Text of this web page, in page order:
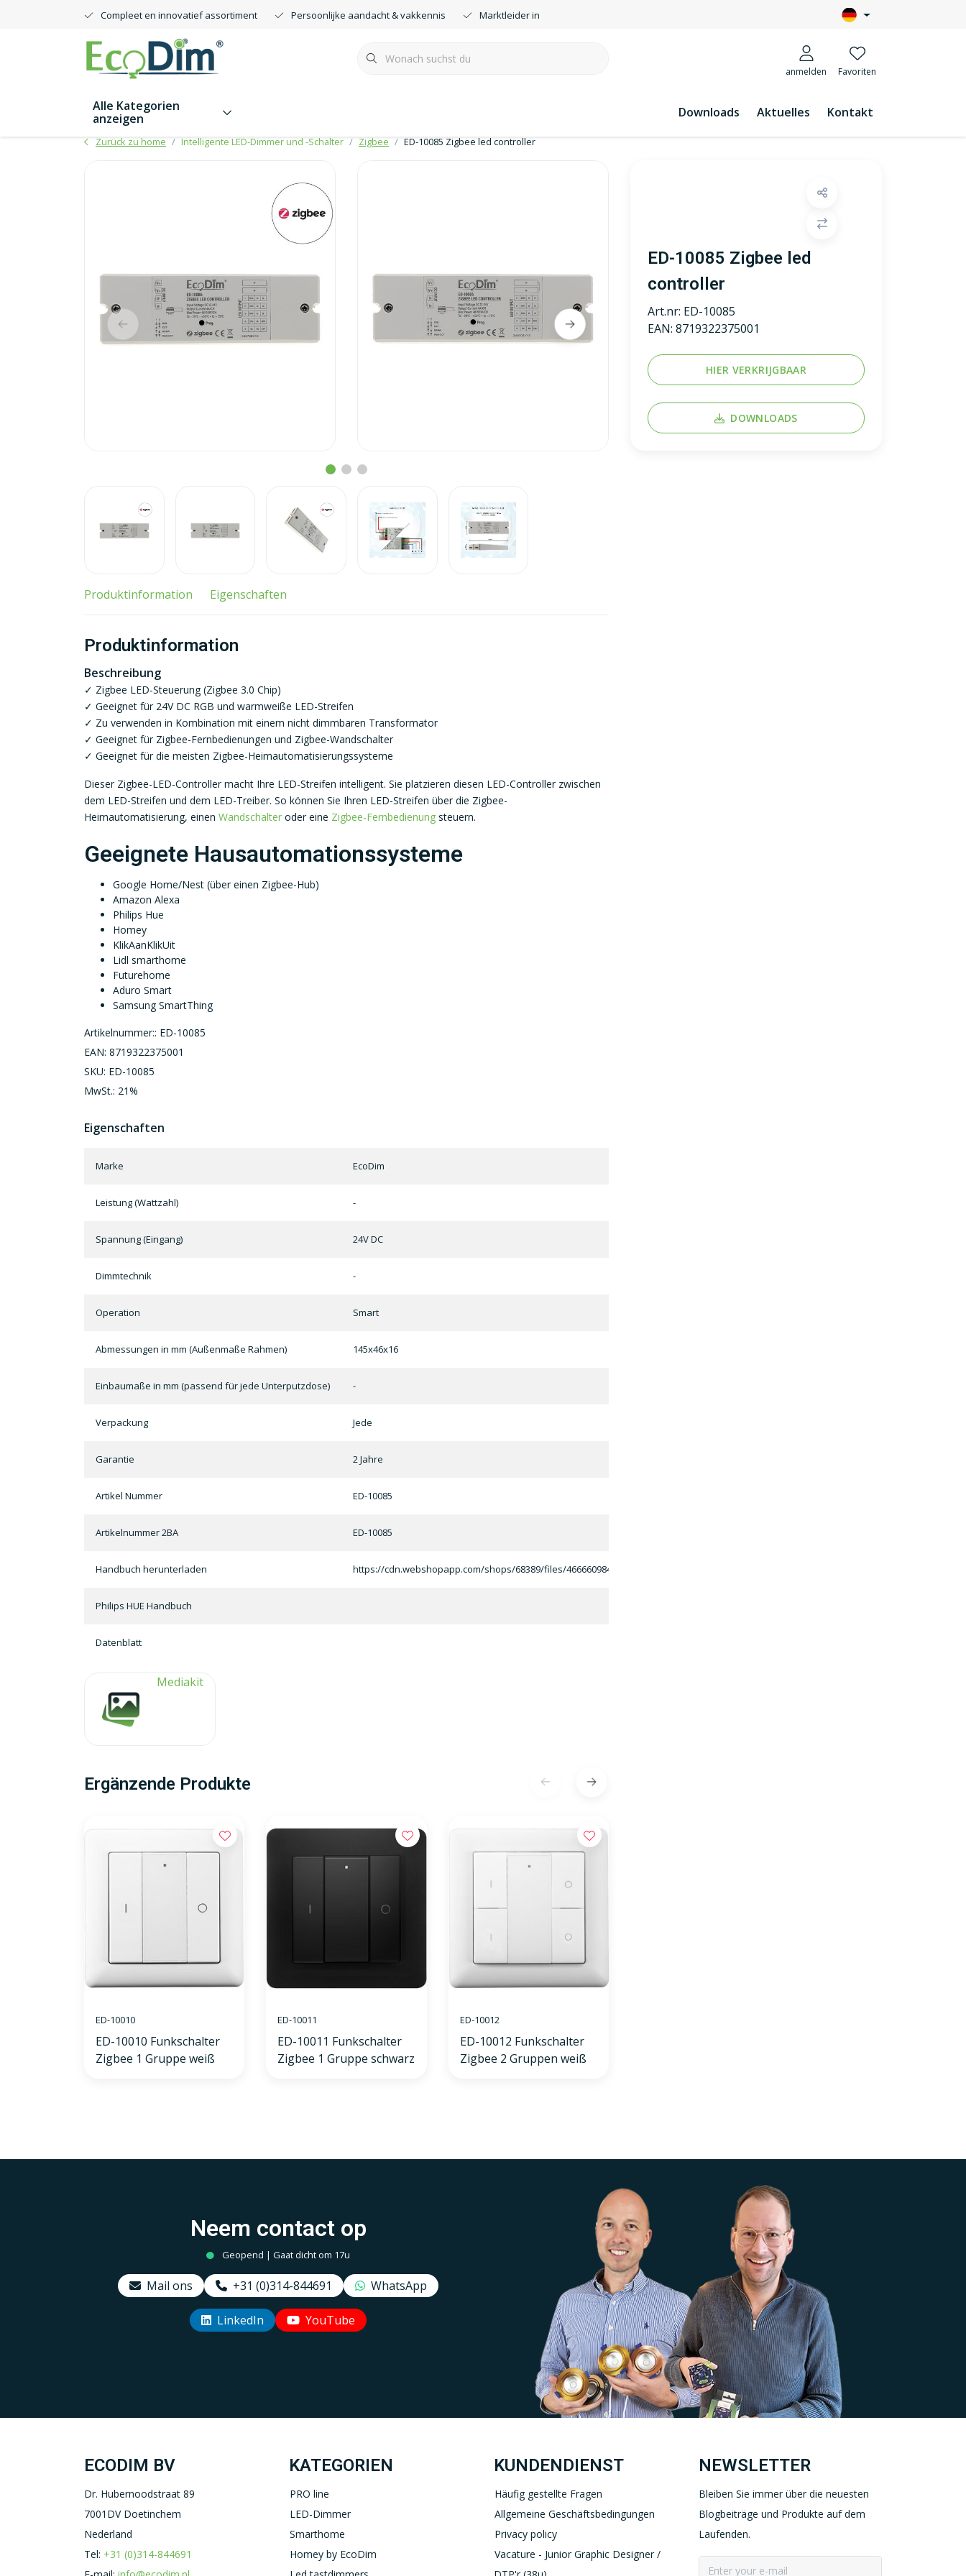
Compleet en innovatief assortiment Persoonlijke aandacht & vakkennis Marktleider in smartdimmers
anmelden Favoriten
Alle Kategorien
anzeigen
Downloads Aktuelles Kontakt
Zurück zu home Intelligente LED-Dimmer und -Schalter Zigbee ED-10085 Zigbee led controller
ED-10085 Zigbee led
controller
Art.nr: ED-10085
EAN: 8719322375001
HIER VERKRIJGBAAR
DOWNLOADS
Produktinformation Eigenschaften
Produktinformation
Beschreibung
✓ Zigbee LED-Steuerung (Zigbee 3.0 Chip)
✓ Geeignet für 24V DC RGB und warmweiße LED-Streifen
✓ Zu verwenden in Kombination mit einem nicht dimmbaren Transformator
✓ Geeignet für Zigbee-Fernbedienungen und Zigbee-Wandschalter
✓ Geeignet für die meisten Zigbee-Heimautomatisierungssysteme
Dieser Zigbee-LED-Controller macht Ihre LED-Streifen intelligent. Sie platzieren diesen LED-Controller zwischen
dem LED-Streifen und dem LED-Treiber. So können Sie Ihren LED-Streifen über die Zigbee-
Heimautomatisierung, einen Wandschalter oder eine Zigbee-Fernbedienung steuern.
Geeignete Hausautomationssysteme
Google Home/Nest (über einen Zigbee-Hub)
Amazon Alexa
Philips Hue
Homey
KlikAanKlikUit
Lidl smarthome
Futurehome
Aduro Smart
Samsung SmartThing
Artikelnummer:: ED-10085
EAN: 8719322375001
SKU: ED-10085
MwSt.: 21%
Eigenschaften
Marke EcoDim
Leistung (Wattzahl) -
Spannung (Eingang) 24V DC
Dimmtechnik -
Operation Smart
Abmessungen in mm (Außenmaße Rahmen) 145x46x16
Einbaumaße in mm (passend für jede Unterputzdose) -
Verpackung Jede
Garantie 2 Jahre
Artikel Nummer ED-10085
Artikelnummer 2BA ED-10085
Handbuch herunterladen https://cdn.webshopapp.com/shops/68389/files/466660984/print-nl-ed-10085-handleiding-4in1-universal-zigbe.pdf
Philips HUE Handbuch
Datenblatt
Mediakit
Ergänzende Produkte
ED-10010
ED-10010 Funkschalter
Zigbee 1 Gruppe weiß
ED-10011
ED-10011 Funkschalter
Zigbee 1 Gruppe schwarz
ED-10012
ED-10012 Funkschalter
Zigbee 2 Gruppen weiß
Neem contact op
Geopend | Gaat dicht om 17u
Mail ons +31 (0)314-844691 WhatsApp
LinkedIn YouTube
Uw EcoDim team
ECODIM BV
Dr. Hubernoodstraat 89
7001DV Doetinchem
Nederland
Tel: +31 (0)314-844691
KATEGORIEN
PRO line
LED-Dimmer
Smarthome
Homey by EcoDim
KUNDENDIENST
Häufig gestellte Fragen
Allgemeine Geschäftsbedingungen
Privacy policy
Vacature - Junior Graphic Designer /
NEWSLETTER
Bleiben Sie immer über die neuesten
Blogbeiträge und Produkte auf dem
Laufenden.